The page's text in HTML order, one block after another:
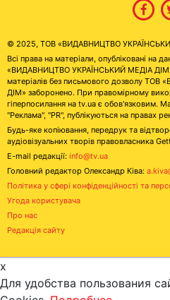
© 2025, ТОВ «ВИДАВНИЦТВО
Всі права на матеріали, опубліковані на
«ВИДАВНИЦТВО УКРАЇНСЬКИЙ МЕДІА
матеріалів без письмового дозволу
ДІМ» заборонено. При правомірному
гіперпосилання на tv.ua є обов'язковим.
"Реклама", "PR", публікуються на правах
Будь-яке копіювання, передрук та
аудіовізуальних творів правовласника
E-mail редакції: info@tv.ua
Головний редактор Олександр Ківа:
Політика у сфері конфіденційності та
Угода користувача
Про нас
Редакція сайту
x
Для удобства пользования